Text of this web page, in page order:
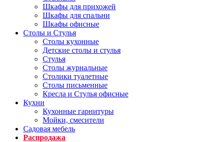
Шкафы для прихожей
Шкафы для спальни
Шкафы офисные
Столы и Стулья
Столы кухонные
Детские столы и стулья
Стулья
Столы журнальные
Столики туалетные
Столы письменные
Кресла и Стулья офисные
Кухни
Кухонные гарнитуры
Мойки, смесители
Садовая мебель
Распродажа